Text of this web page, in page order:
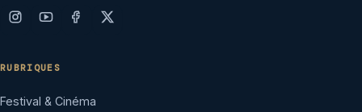
RUBRIQUES
Festival & Cinéma